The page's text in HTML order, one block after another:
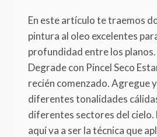
En este artículo te traemos
pintura al oleo excelentes
profundidad entre los planos.
Degrade con Pincel Seco
recién comenzado. Agregue
diferentes tonalidades
diferentes sectores del
aquí va a ser la técnica que